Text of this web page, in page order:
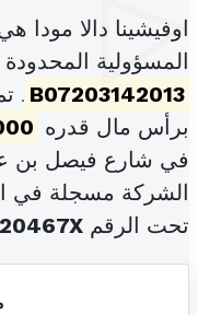
اوفيشينا دالا
المسؤولية
B07203142013
برأس مال قدره
في شارع فيصل بن
الشركة مسجلة في
تحت الرقم